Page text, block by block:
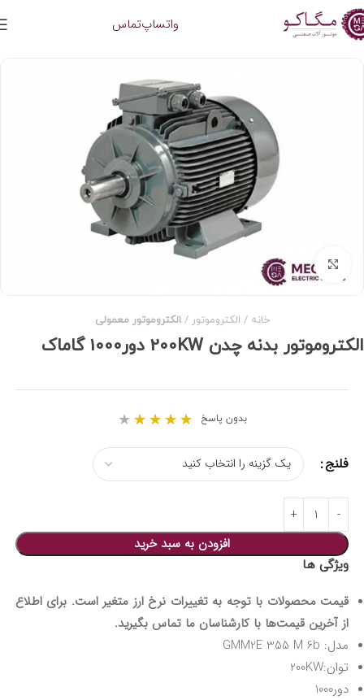
واتساپتماس
برای بزرگنمایی کلیک کنید
خانه الکتروموتور الکتروموتور معمولی
الکتروموتور بدنه چدن 200KW دور1000 گاماک
بدون پاسخ ★
★
★
★
★
فلنج
افزودن به سبد خرید
ویژگی ها
قیمت محصولات با توجه به تغییرات نرخ ارز متغیر است. برای اطلاع
از آخرین قیمت‌ها با کارشناسان ما تماس بگیرید.
مدل: GMM2E 355 M 6b
توان:200KW
دور1000